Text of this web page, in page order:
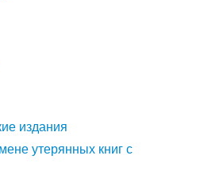
издания
утерянных книг с